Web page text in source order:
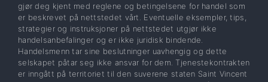
gjør deg kjent med reglene og betingelsene for handel som
er beskrevet på nettstedet vårt. Eventuelle eksempler, tips,
strategier og instruksjoner på nettstedet utgjør ikke
handelsanbefalinger og er ikke juridisk bindende.
Handelsmenn tar sine beslutninger uavhengig og dette
selskapet påtar seg ikke ansvar for dem. Tjenestekontrakten
er inngått på territoriet til den suverene staten Saint Vincent